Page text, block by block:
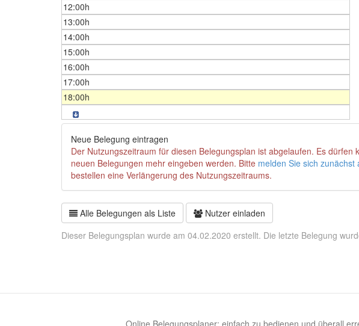
12:00h
13:00h
14:00h
15:00h
16:00h
17:00h
18:00h
Neue Belegung eintragen
Der Nutzungszeitraum für diesen Belegungsplan ist abgelaufen. Es dürfen
neuen Belegungen mehr eingeben werden. Bitte melden Sie sich zunächst
bestellen eine Verlängerung des Nutzungszeitraums.
Alle Belegungen als Liste
Nutzer einladen
Dieser Belegungsplan wurde am 04.02.2020 erstellt. Die letzte Belegung
Online Belegungsplaner: einfach zu bedienen und überall